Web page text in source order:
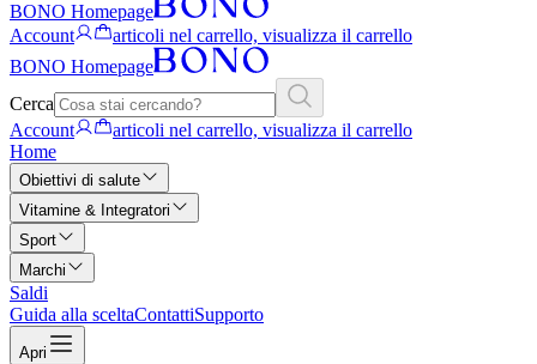
BONO Homepage
Account
articoli nel carrello, visualizza il carrello
BONO Homepage
Cerca
Account
articoli nel carrello, visualizza il carrello
Home
Obiettivi di salute
Vitamine & Integratori
Sport
Marchi
Saldi
Guida alla sceltaContattiSupporto
Apri